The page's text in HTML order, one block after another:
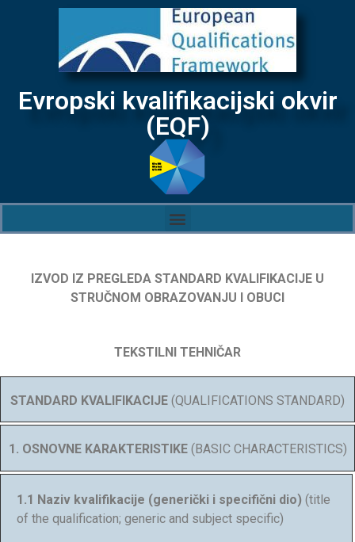
Evropski kvalifikacijski okvir
(EQF)
IZVOD IZ PREGLEDA STANDARD KVALIFIKACIJE U
STRUČNOM OBRAZOVANJU I OBUCI
TEKSTILNI TEHNIČAR
STANDARD KVALIFIKACIJE (QUALIFICATIONS STANDARD)
1. OSNOVNE KARAKTERISTIKE(BASIC CHARACTERISTICS)
1.1 Naziv kvalifikacije (generički i specifični dio) (title
of the qualification; generic and subject specific)